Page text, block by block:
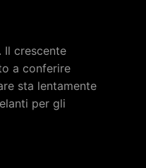
Il crescente
a conferire
sta lentamente
per gli